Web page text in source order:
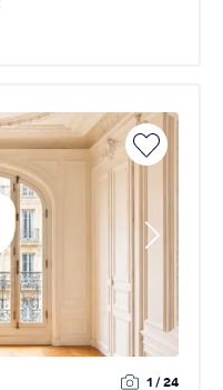
1 / 24